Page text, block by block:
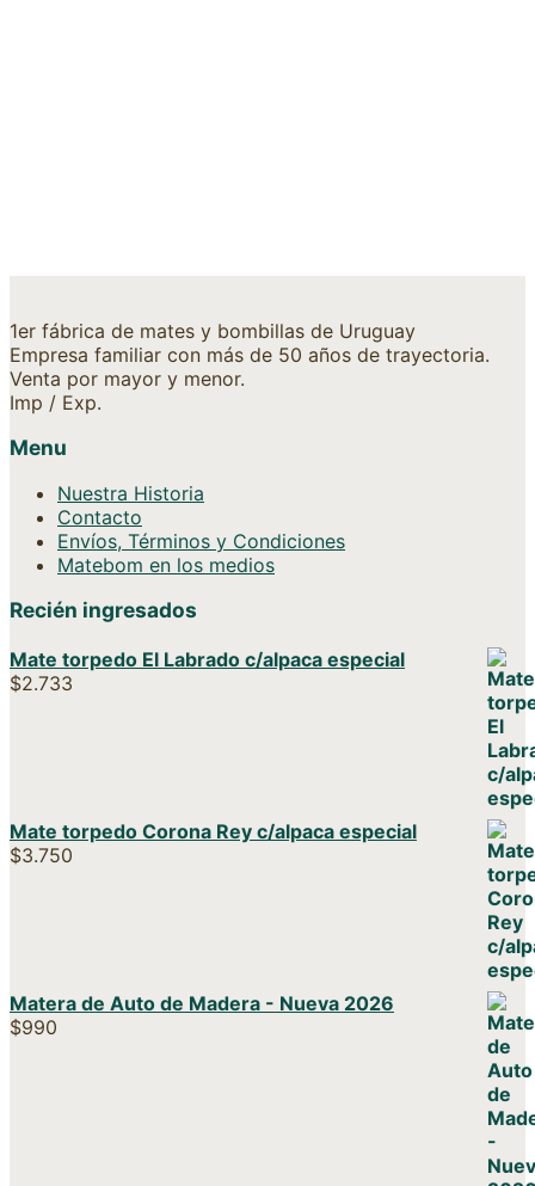
1er fábrica de mates y bombillas de Uruguay
Empresa familiar con más de 50 años de trayectoria.
Venta por mayor y menor.
Imp / Exp.
Menu
Nuestra Historia
Contacto
Envíos, Términos y Condiciones
Matebom en los medios
Recién ingresados
Mate torpedo El Labrado c/alpaca especial
$2.733
Mate torpedo Corona Rey c/alpaca especial
$3.750
Matera de Auto de Madera - Nueva 2026
$990